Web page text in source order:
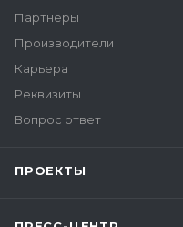
Партнеры
Производители
Карьера
Реквизиты
Вопрос ответ
ПРОЕКТЫ